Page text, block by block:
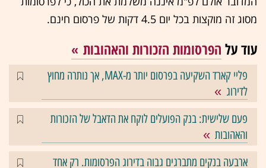
מסוג זה מוקצות בכל יום 4.5 דקות של פרסום חינם.
עוד על הפרסומות הזכורות והאהובות
פליי קארד השקיעה בפרסום יותר מ-MAX, אך נותרה מחוץ
לדירוג
פעם שלישית: בנק הפועלים לוקח את הדאבל של הזכורות
והאהובות
ארבעה בנקים מתברגים גבוה בדירוג הפרסומות. רק אחד